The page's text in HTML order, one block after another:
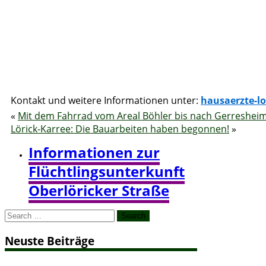
Kontakt und weitere Informationen unter: hausaerzte-
« Mit dem Fahrrad vom Areal Böhler bis nach
Lörick-Karree: Die Bauarbeiten haben begonnen! »
Informationen zur
Flüchtlingsunterkunft
Oberlöricker Straße
Search
Neuste Beiträge